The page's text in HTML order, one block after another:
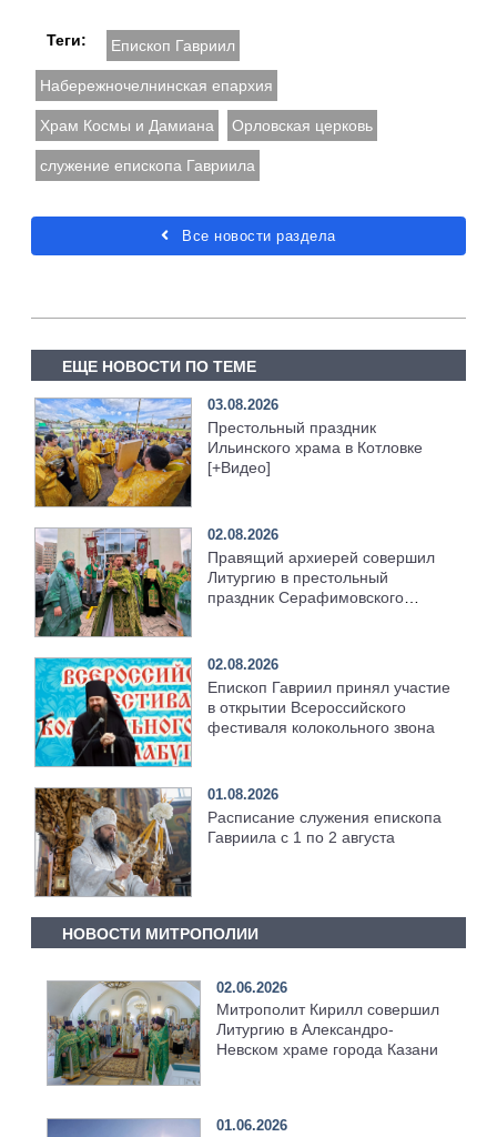
Теги: Епископ Гавриил
Набережночелнинская епархия
Храм Космы и Дамиана Орловская церковь
служение епископа Гавриила
Все новости раздела
ЕЩЕ НОВОСТИ ПО ТЕМЕ
03.08.2026
Престольный праздник
Ильинского храма в Котловке
[+Видео]
02.08.2026
Правящий архиерей совершил
Литургию в престольный
праздник Серафимовского
02.08.2026
Епископ Гавриил принял участие
в открытии Всероссийского
фестиваля колокольного звона
01.08.2026
Расписание служения епископа
Гавриила с 1 по 2 августа
НОВОСТИ МИТРОПОЛИИ
02.06.2026
Митрополит Кирилл совершил
Литургию в Александро-
Невском храме города Казани
01.06.2026